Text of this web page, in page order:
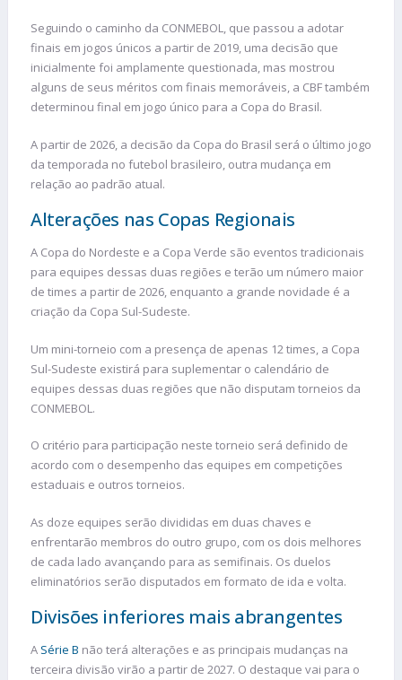
Seguindo o caminho da CONMEBOL, que passou a adotar
finais em jogos únicos a partir de 2019, uma decisão que
inicialmente foi amplamente questionada, mas mostrou
alguns de seus méritos com finais memoráveis, a CBF também
determinou final em jogo único para a Copa do Brasil.
A partir de 2026, a decisão da Copa do Brasil será o último jogo
da temporada no futebol brasileiro, outra mudança em
relação ao padrão atual.
Alterações nas Copas Regionais
A Copa do Nordeste e a Copa Verde são eventos tradicionais
para equipes dessas duas regiões e terão um número maior
de times a partir de 2026, enquanto a grande novidade é a
criação da Copa Sul-Sudeste.
Um mini-torneio com a presença de apenas 12 times, a Copa
Sul-Sudeste existirá para suplementar o calendário de
equipes dessas duas regiões que não disputam torneios da
CONMEBOL.
O critério para participação neste torneio será definido de
acordo com o desempenho das equipes em competições
estaduais e outros torneios.
As doze equipes serão divididas em duas chaves e
enfrentarão membros do outro grupo, com os dois melhores
de cada lado avançando para as semifinais. Os duelos
eliminatórios serão disputados em formato de ida e volta.
Divisões inferiores mais abrangentes
A Série B não terá alterações e as principais mudanças na
terceira divisão virão a partir de 2027. O destaque vai para o